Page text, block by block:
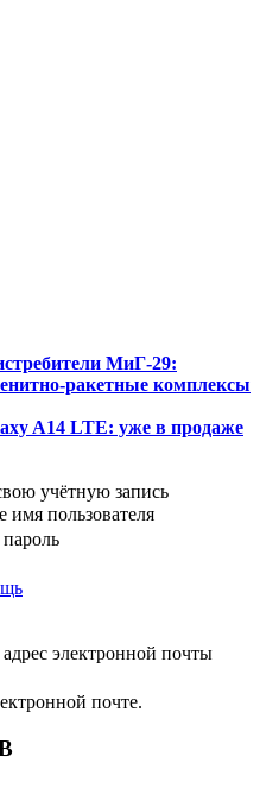
МиГ-29:
ракетные комплексы
A14 LTE: уже в продаже
учётную запись
имя пользователя
электронной почты
почте.